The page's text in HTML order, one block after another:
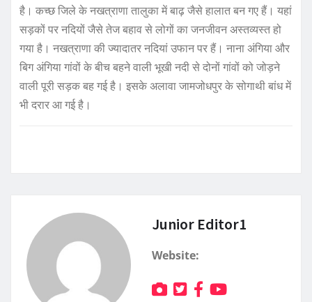
है। कच्छ जिले के नखत्राणा तालुका में बाढ़ जैसे हालात बन गए हैं। यहां
सड़कों पर नदियों जैसे तेज बहाव से लोगों का जनजीवन अस्तव्यस्त हो
गया है। नखत्राणा की ज्यादातर नदियां उफान पर हैं। नाना अंगिया और
बिग अंगिया गांवों के बीच बहने वाली भूखी नदी से दोनों गांवों को जोड़ने
वाली पूरी सड़क बह गई है। इसके अलावा जामजोधपुर के सोगाथी बांध में
भी दरार आ गई है।
Junior Editor1
Website: